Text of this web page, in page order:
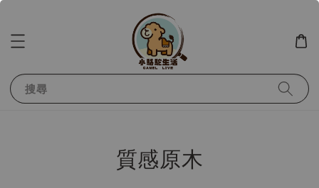
搜尋
質感原木